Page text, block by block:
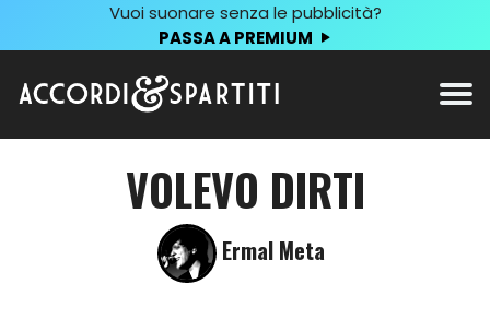
Vuoi suonare senza le pubblicità?
PASSA A PREMIUM
VOLEVO DIRTI
Ermal Meta